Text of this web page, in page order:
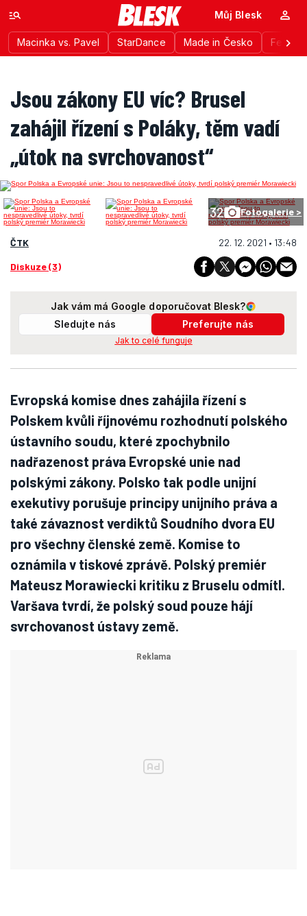
Macinka vs. Pavel StarDance Made in Česko
Můj Blesk
Jsou zákony EU víc? Brusel
zahájil řízení s Poláky, těm vadí
„útok na svrchovanost“
32 Fotogalerie >
ČTK 22. 12. 2021 • 13:48
Diskuze (3)
Jak vám má Google doporučovat Blesk?
Sledujte nás
Preferujte nás
Jak to celé funguje
Evropská komise dnes zahájila řízení s
Polskem kvůli říjnovému rozhodnutí polského
ústavního soudu, které zpochybnilo
nadřazenost práva Evropské unie nad
polskými zákony. Polsko tak podle unijní
exekutivy porušuje principy unijního práva a
také závaznost verdiktů Soudního dvora EU
pro všechny členské země. Komise to
oznámila v tiskové zprávě. Polský premiér
Mateusz Morawiecki kritiku z Bruselu odmítl.
Varšava tvrdí, že polský soud pouze hájí
svrchovanost ústavy země.